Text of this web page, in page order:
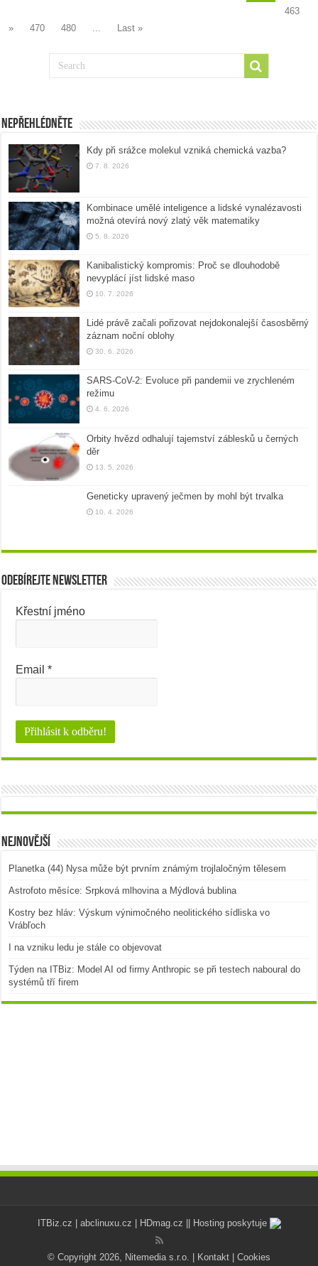
463
»
470 480 Last »
Nepřehlédněte
Kdy při srážce molekul vzniká chemická vazba?
7. 8. 2026
Kombinace umělé inteligence a lidské vynalézavosti
možná otevírá nový zlatý věk matematiky
5. 8. 2026
Kanibalistický kompromis: Proč se dlouhodobě
nevyplácí jíst lidské maso
10. 7. 2026
Lidé právě začali pořizovat nejdokonalejší časosběrný
záznam noční oblohy
30. 6. 2026
SARS-CoV-2: Evoluce při pandemii ve zrychleném
režimu
4. 6. 2026
Orbity hvězd odhalují tajemství záblesků u černých
děr
13. 5. 2026
Geneticky upravený ječmen by mohl být trvalka
10. 4. 2026
Odebírejte newsletter
Křestní jméno
Email*
Nejnovější
Planetka (44) Nysa může být prvním známým trojlaločným tělesem
Astrofoto měsíce: Srpková mlhovina a Mýdlová bublina
Kostry bez hláv: Výskum výnimočného neolitického sídliska vo
Vrábľoch
I na vzniku ledu je stále co objevovat
Týden na ITBiz: Model AI od firmy Anthropic se při testech naboural do
systémů tří firem
ITBiz.cz abclinuxu.cz HDmag.cz || Hosting poskytuje
© Copyright 2026, Nitemedia s.r.o. | Kontakt Cookies